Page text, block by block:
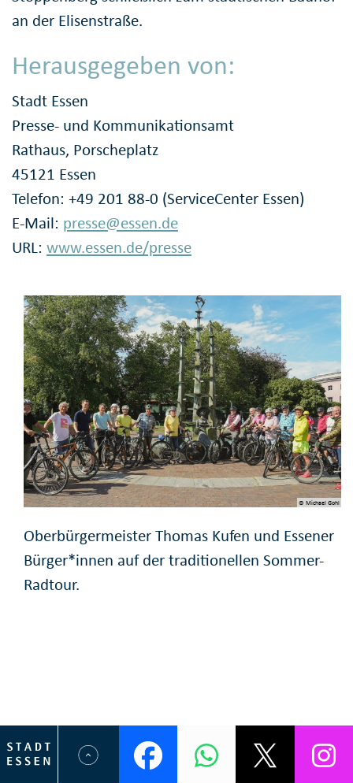
an der Elisenstraße.
Herausgegeben von:
Stadt Essen
Presse- und Kommunikationsamt
Rathaus, Porscheplatz
45121 Essen
Telefon: +49 201 88-0 (ServiceCenter Essen)
E-Mail: presse@essen.de
URL: www.essen.de/presse
© Michael Gohl
Oberbürgermeister Thomas Kufen und Essener
Bürger*innen auf der traditionellen Sommer-
Radtour.